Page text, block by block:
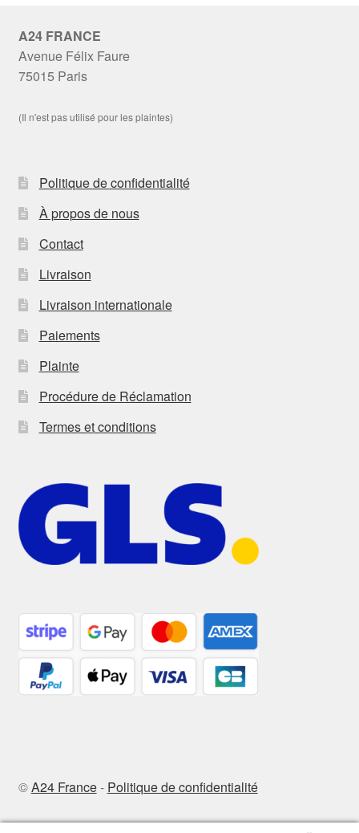
A24 FRANCE
Avenue Félix Faure
75015 Paris
(Il n'est pas utilisé pour les plaintes)
Politique de confidentialité
À propos de nous
Contact
Livraison
Livraison internationale
Paiements
Plainte
Procédure de Réclamation
Termes et conditions
©A24 France- Politique de confidentialité